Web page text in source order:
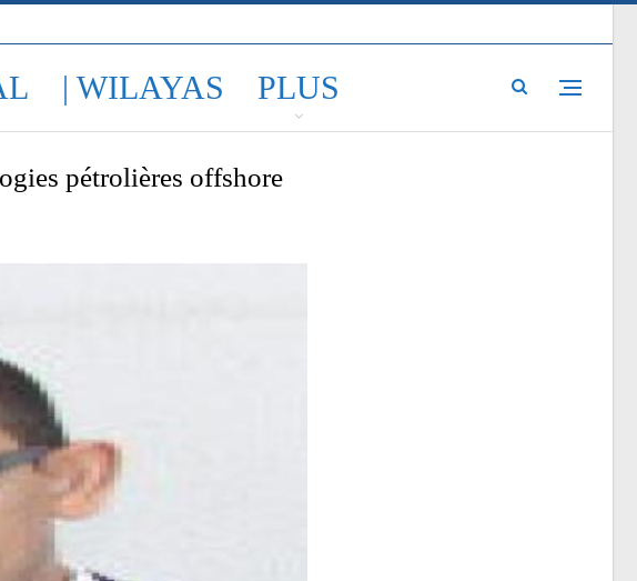
| WILAYAS PLUS
pétrolières offshore